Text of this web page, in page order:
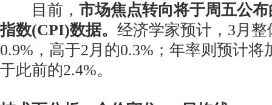
目前， 市场焦点转向将于周五公
指数(CPI)数据。 经济学家预计，3月
0.9%，高于2月的0.3%；年率则预计将
于此前的2.4%。